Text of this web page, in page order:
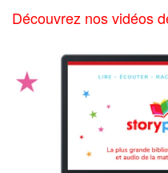
Découvrez nos vidéos